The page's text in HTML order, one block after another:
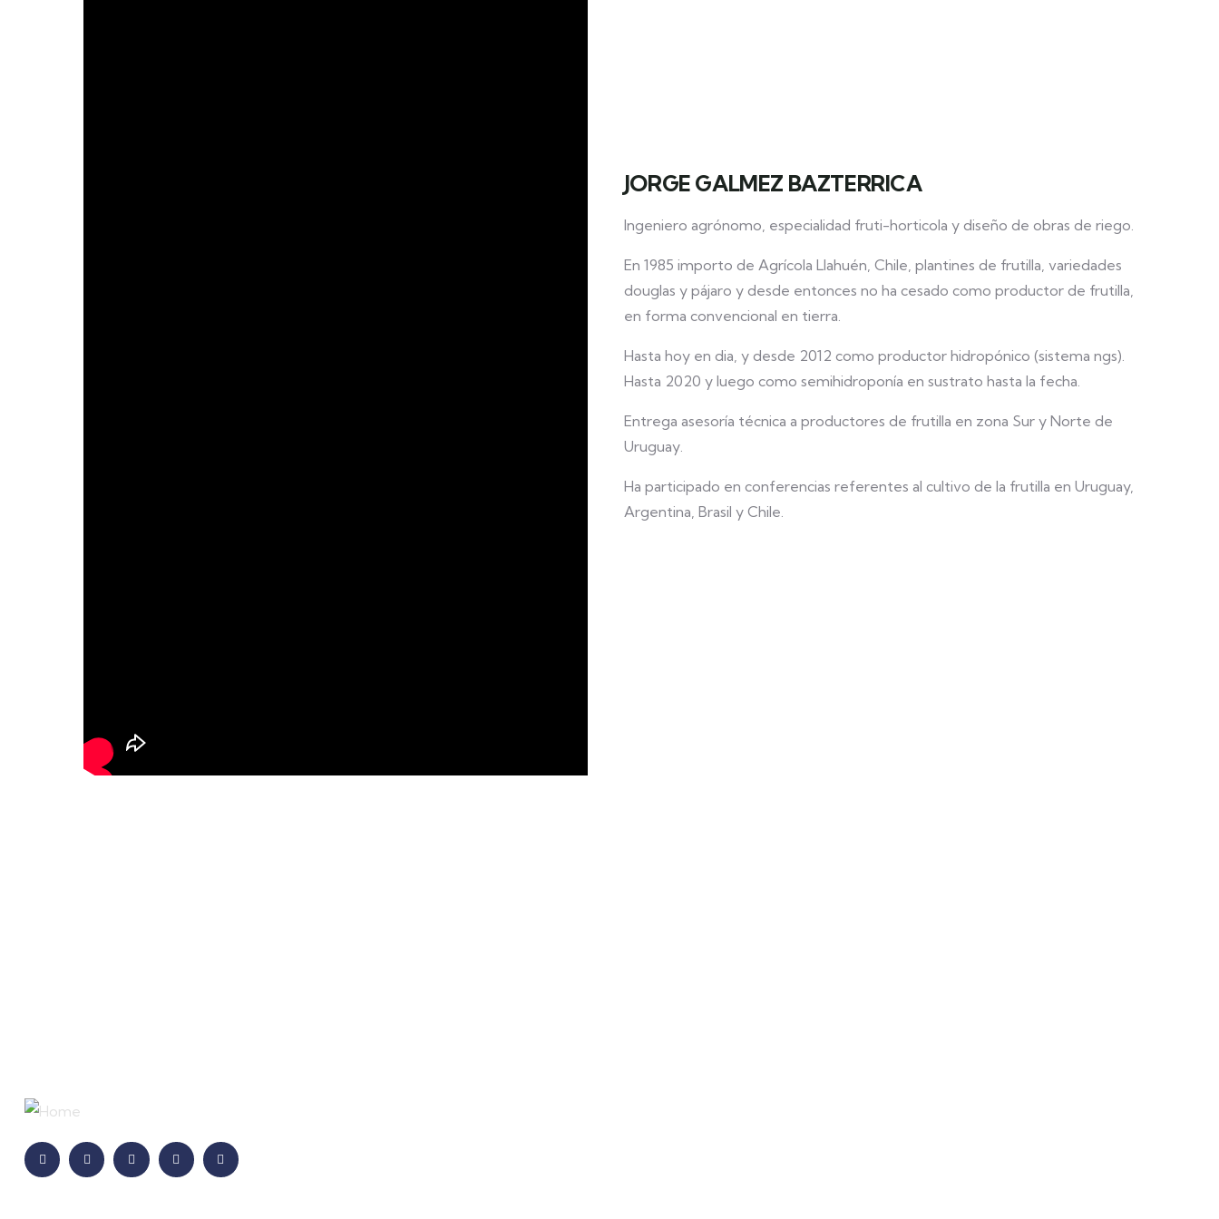
JORGE GALMEZ BAZTERRICA
Ingeniero agrónomo, especialidad fruti-horticola y diseño de obras de riego.
En 1985 importo de Agrícola Llahuén, Chile, plantines de frutilla, variedades
douglas y pájaro y desde entonces no ha cesado como productor de frutilla,
en forma convencional en tierra.
Hasta hoy en dia, y desde 2012 como productor hidropónico (sistema ngs).
Hasta 2020 y luego como semihidroponía en sustrato hasta la fecha.
Entrega asesoría técnica a productores de frutilla en zona Sur y Norte de
Uruguay.
Ha participado en conferencias referentes al cultivo de la frutilla en Uruguay,
Argentina, Brasil y Chile.